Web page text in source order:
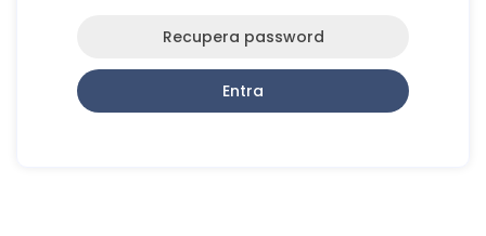
Recupera password
Entra